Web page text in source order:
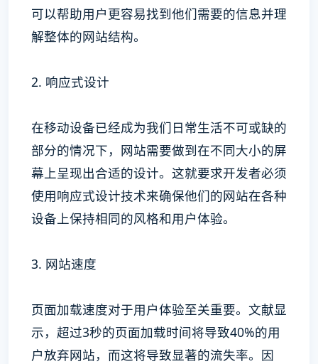
可以帮助用户更容易找到他们需要的信息并理
解整体的网站结构。
2. 响应式设计
在移动设备已经成为我们日常生活不可或缺的
部分的情况下，网站需要做到在不同大小的屏
幕上呈现出合适的设计。这就要求开发者必须
使用响应式设计技术来确保他们的网站在各种
设备上保持相同的风格和用户体验。
3. 网站速度
页面加载速度对于用户体验至关重要。文献显
示，超过3秒的页面加载时间将导致40%的用
户放弃网站，而这将导致显著的流失率。因